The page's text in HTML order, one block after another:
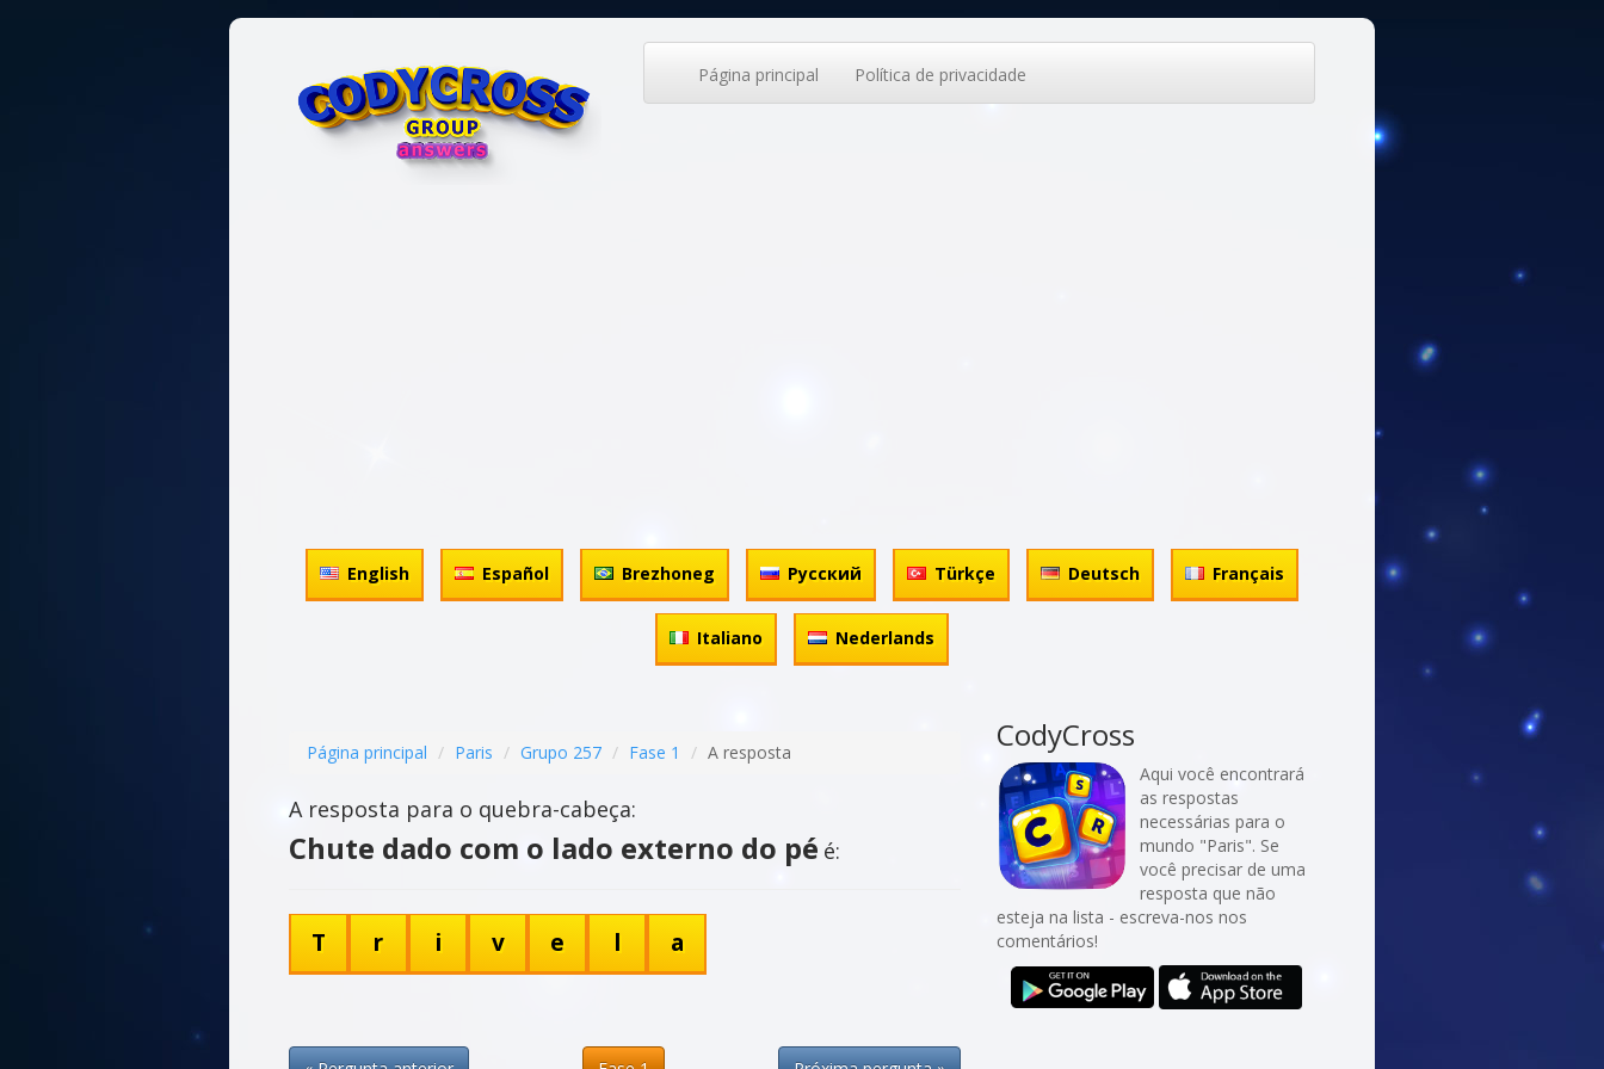
Página principal Política de privacidade
English Español Brezhoneg Русский Türkçe Deutsch Français
Italiano Nederlands
Página principal Paris Grupo 257 Fase 1 A resposta
A resposta para o quebra-cabeça:
Chute dado com o lado externo do pé é:
T r i v e l a
CodyCross
Aqui você encontrará
as respostas
necessárias para o
mundo "Paris". Se
você precisar de uma
resposta que não
esteja na lista - escreva-nos nos
comentários!